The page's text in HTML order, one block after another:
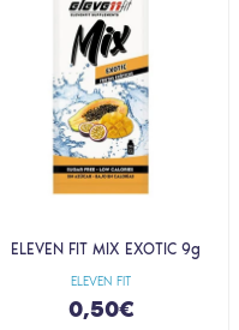
ELEVEN FIT
ELEVEN FIT MIX EXOTIC 9g
0,50€